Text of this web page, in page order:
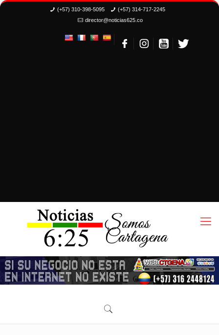
(+57) 310-398-5095
(+57) 314-717-2245
director@noticias625.co